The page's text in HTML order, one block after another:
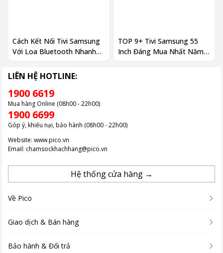
Cách Kết Nối Tivi Samsung
Với Loa Bluetooth Nhanh
TOP 9+ Tivi Samsung 55
Inch Đáng Mua Nhất Năm
LIÊN HỆ HOTLINE:
1900 6619
Mua hàng Online (08h00 - 22h00)
1900 6699
Góp ý, khiếu nại, bảo hành (08h00 - 22h00)
Website: www.pico.vn
Email: chamsockhachhang@pico.vn
Hệ thống cửa hàng →
Về Pico
Giao dịch & Bán hàng
Bảo hành & Đổi trả